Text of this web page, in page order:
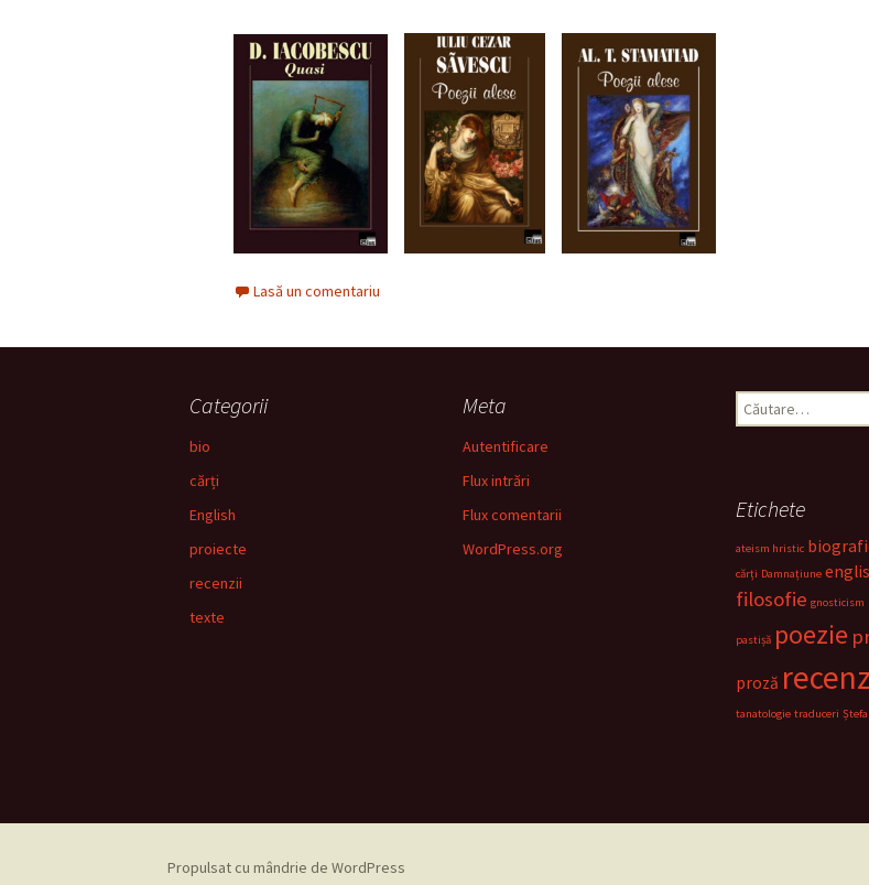
Lasă un comentariu
Categorii
bio
cărți
English
proiecte
recenzii
texte
Meta
Autentificare
Flux intrări
Flux comentarii
WordPress.org
Caută
după:
Etichete
ateism hristic
cărți Damnațiune
filosofie gnosticism
pastișă poezie
proză
tanatologie traduceri
Propulsat cu mândrie de WordPress